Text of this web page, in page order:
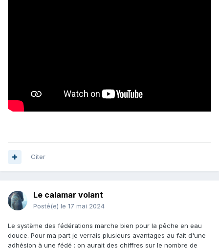
Citer
Le calamar volant
Posté(e) le 17 mai 2024
Le système des fédérations marche bien pour la pêche en eau
douce. Pour ma part je verrais plusieurs avantages au fait d'une
adhésion à une fédé : on aurait des chiffres sur le nombre de